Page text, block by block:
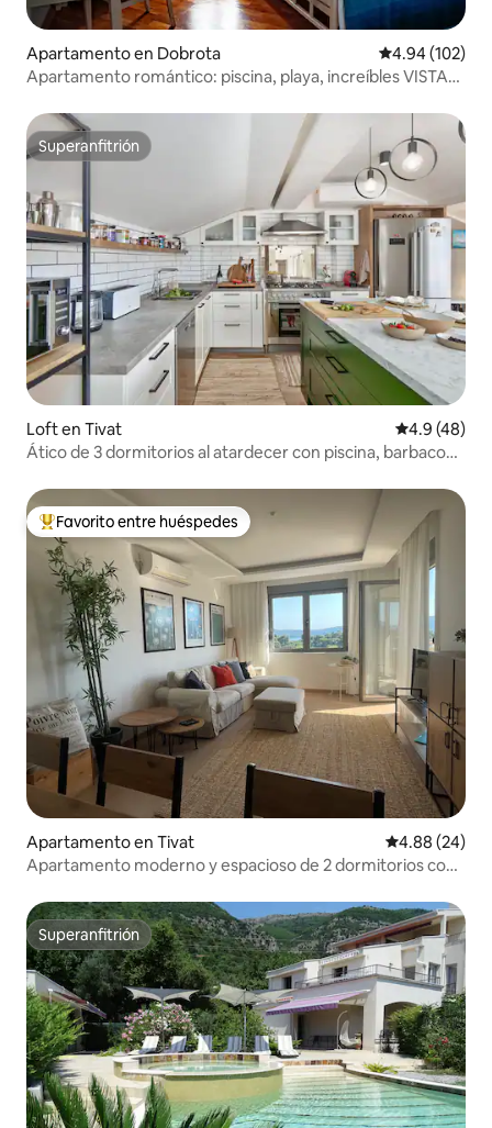
Apartamento en Dobrota Calificación
4.94 (102)
Apartamento romántico: piscina, playa, increíbles VISTAS
Superanfitrión
Superanfitrión
Loft en Tivat Calificación
4.9 (48)
Ático de 3 dormitorios al atardecer con piscina, barbacoa
Favorito entre huéspedes preferido
Favorito entre huéspedes
Apartamento en Tivat Calificación
4.88 (24)
Apartamento moderno y espacioso de 2 dormitorios con
Superanfitrión
Superanfitrión